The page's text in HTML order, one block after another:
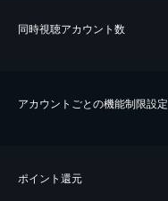
同時視聴アカウント数
アカウントごとの機能制限設定
ポイント還元